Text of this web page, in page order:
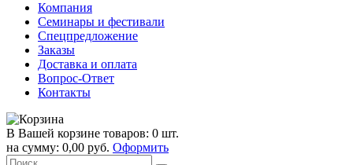
Компания
Семинары и фестивали
Спецпредложение
Заказы
Доставка и оплата
Вопрос-Ответ
Контакты
В Вашей корзине товаров: 0 шт.
на сумму: 0,00 руб. Оформить